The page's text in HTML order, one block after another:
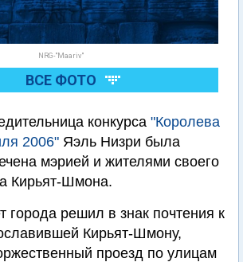
NRG-"Maariv"
ВСЕ ФОТО
конкурса "Королева
2006" Яэль Низри была
мэрией и жителями своего
Кирьят-Шмона.
города решил в знак почтения к
Кирьят-Шмону,
проезд по улицам